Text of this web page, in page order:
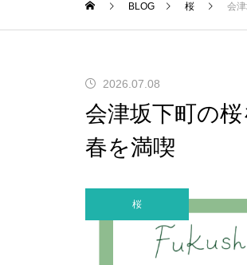
BLOG 桜 会
2026.07.08
会津坂下町の
春を満喫
桜